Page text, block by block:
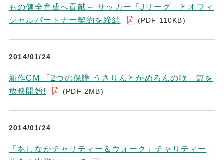
もの健全育成へ貢献～ サッカー「Jリーグ」とオフィ
シャルパートナー契約を締結
(PDF 110KB)
2014/01/24
新作CM 「2つの保障 うさりんとかめろんの歌」篇を
放映開始!
(PDF 2MB)
2014/01/24
「あしながチャリティー＆ウォーク」チャリティー